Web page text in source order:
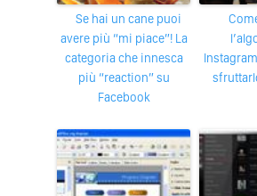
Se hai un cane puoi
avere più “mi piace”! La
categoria che innesca
più “reaction” su
Facebook
Come funziona